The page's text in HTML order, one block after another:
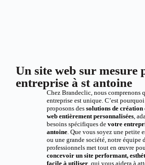
Un site web sur mesure
entreprise à st antoine
Chez Brandeclic, nous comprenons
entreprise est unique. C’est
proposons des solutions de création
web entièrement personnalisées,
besoins spécifiques de votre
antoine. Que vous soyez une petite
ou une grande société, notre équipe
professionnels met tout en œuvre
concevoir un site performant,
facile à utiliser, qui vous aidera à